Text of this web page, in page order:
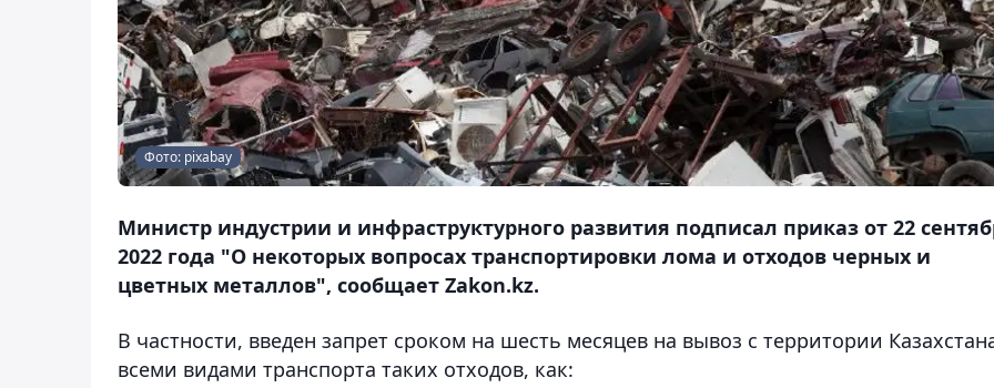
Фото: pixabay
Министр индустрии и инфраструктурного развития подписал приказ от 22
2022 года "О некоторых вопросах транспортировки лома и отходов черных и
цветных металлов", сообщает Zakon.kz.
В частности, введен запрет сроком на шесть месяцев на вывоз с территории
всеми видами транспорта таких отходов, как: